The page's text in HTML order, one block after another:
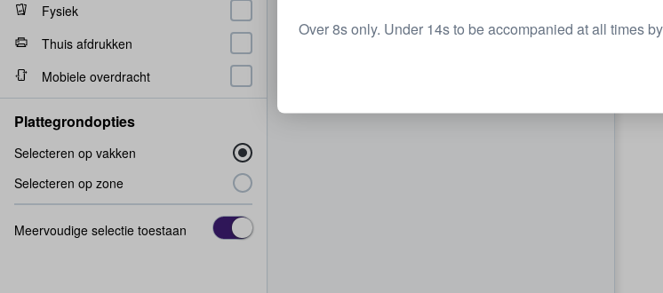
Fysiek
Thuis afdrukken
Mobiele overdracht
Plattegrondopties
Selecteren op vakken
Selecteren op zone
Meervoudige selectie toestaan
Over 8s only. Under 14s to be accompanied at all times